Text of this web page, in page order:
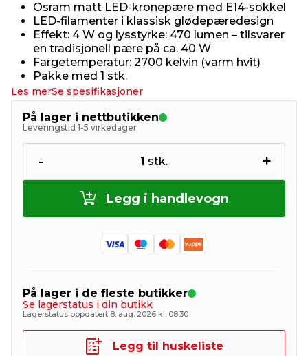
Osram matt LED-kronepære med E14-sokkel
LED-filamenter i klassisk glødepæredesign
Effekt: 4 W og lysstyrke: 470 lumen – tilsvarer
en tradisjonell pære på ca. 40 W
Fargetemperatur: 2700 kelvin (varm hvit)
Pakke med 1 stk.
Les merSe spesifikasjoner
På lager i nettbutikken
Leveringstid 1-5 virkedager
- 1 stk. +
Legg i handlevogn
På lager i de fleste butikker
Se lagerstatus i din butikk
Lagerstatus oppdatert 8. aug. 2026 kl. 08:30
Legg til huskeliste